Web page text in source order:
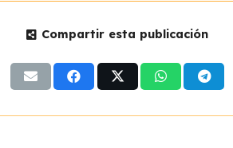
Compartir esta publicación